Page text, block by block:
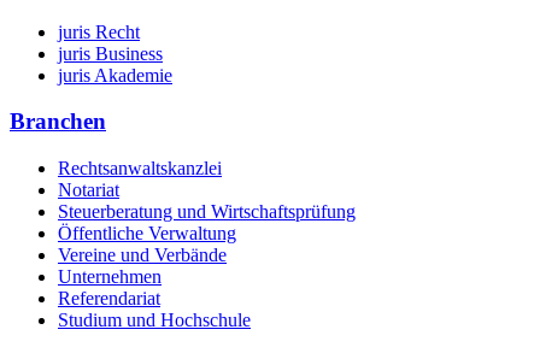
juris Recht
juris Business
juris Akademie
Branchen
Rechtsanwaltskanzlei
Notariat
Steuerberatung und Wirtschaftsprüfung
Öffentliche Verwaltung
Vereine und Verbände
Unternehmen
Referendariat
Studium und Hochschule